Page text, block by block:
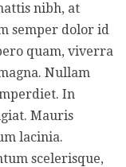
nibh, at
semper dolor id
quam, viverra
Nullam
In
Mauris
lacinia.
scelerisque,